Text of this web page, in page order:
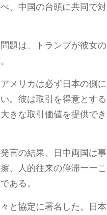
、中国の台頭に共同で対
題は、トランプが彼女の
メリカは必ず日本の側に
。彼は取引を得意とする
きな取引価値を提供でき
言の結果、日中両国は事
、人的往来の停滞ーーこ
ある。
と協定に署名した。日本